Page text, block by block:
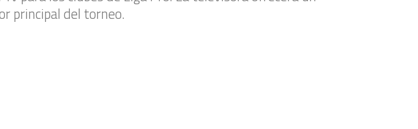
principal del torneo.